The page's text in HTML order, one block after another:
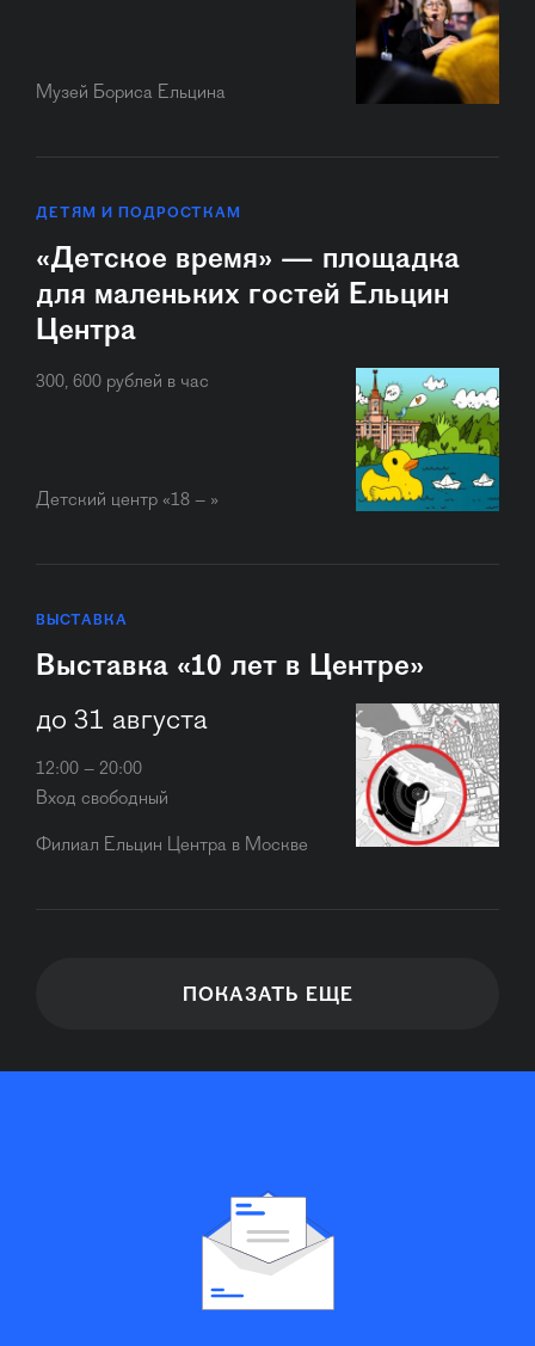
Музей Бориса Ельцина
ДЕТЯМ И ПОДРОСТКАМ
«Детское время» — площадка
для маленьких гостей Ельцин
Центра
300, 600 рублей в час
Детский центр «18 – »
ВЫСТАВКА
Выставка «10 лет в Центре»
до 31 августа
12:00 – 20:00
Вход свободный
Филиал Ельцин Центра в Москве
ПОКАЗАТЬ ЕЩЕ